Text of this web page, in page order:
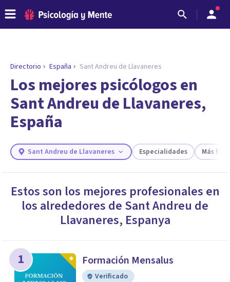
¿Necesitas ayuda para encontrar el
psicólogo adecuado?
Responde a unas breves preguntas y te ofreceremos
necesidades.
Responder cuestionario
Directorio España Sant Andreu de Llavaneres
Los mejores psicólogos en
Sant Andreu de Llavaneres,
España
Sant Andreu de Llavaneres Especialidades Más
Estos son los mejores profesionales en
los alrededores de Sant Andreu de
Llavaneres, Espanya
1 Formación Mensalus
Verificado